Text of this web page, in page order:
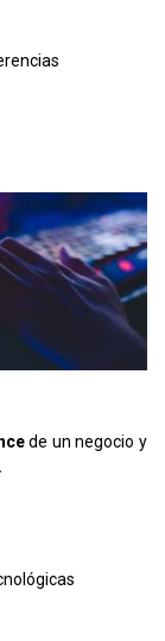
de un negocio y